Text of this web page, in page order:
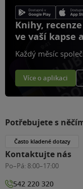
Knihy,
ve vaší kapse
Každý měsíc
Více o aplikaci
Potřebujete s
Často kladené dotazy
Kontaktujte nás
Po–Pá: 8:00–17:00
542 220 320